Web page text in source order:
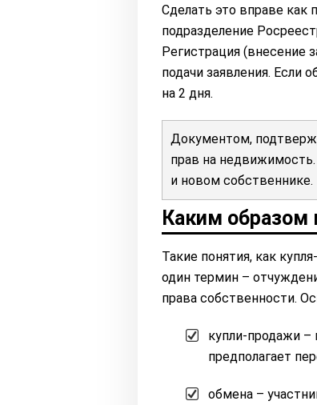
Сделать это вправе как
подразделение
Регистрация (внесение
подачи заявления. Если
на 2 дня.
Документом,
прав на
и новом собственнике.
Каким
Такие понятия, как
один термин –
права собственности.
купли-продажи –
предполагает
обмена –